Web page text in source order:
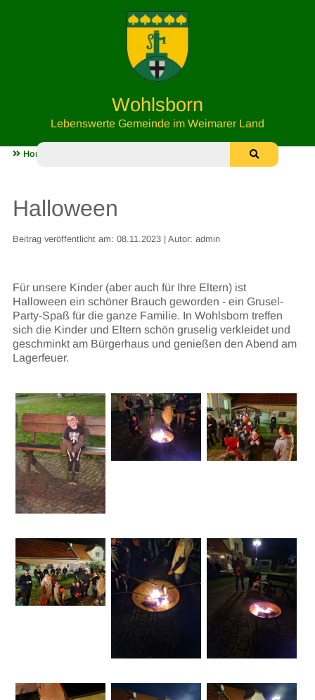
Wohlsborn
Lebenswerte Gemeinde im Weimarer Land
Home
Halloween
Beitrag veröffentlicht am: 08.11.2023 | Autor: admin
Für unsere Kinder (aber auch für Ihre Eltern) ist
Halloween ein schöner Brauch geworden - ein Grusel-
Party-Spaß für die ganze Familie. In Wohlsborn treffen
sich die Kinder und Eltern schön gruselig verkleidet und
geschminkt am Bürgerhaus und genießen den Abend am
Lagerfeuer.